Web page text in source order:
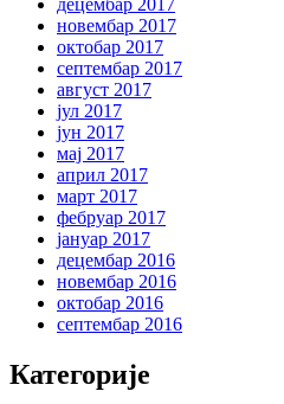
децембар 2017
новембар 2017
октобар 2017
септембар 2017
август 2017
јул 2017
јун 2017
мај 2017
април 2017
март 2017
фебруар 2017
јануар 2017
децембар 2016
новембар 2016
октобар 2016
септембар 2016
Категорије